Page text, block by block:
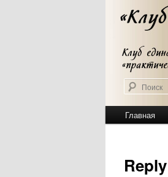
Клуб
Главное
меню
Главная